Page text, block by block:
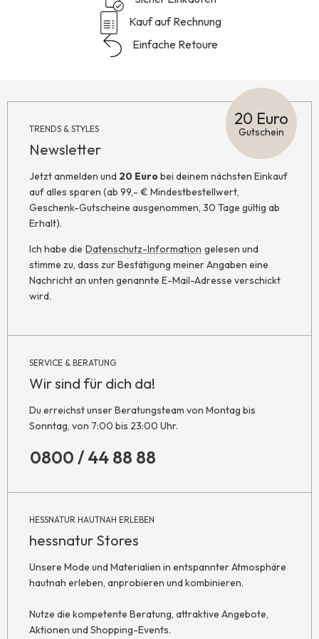
Kauf auf Rechnung
Einfache Retoure
TRENDS & STYLES
Newsletter
20 Euro
Gutschein
Jetzt anmelden und 20 Eurobei deinem nächsten Einkauf
auf alles sparen (ab 99,- € Mindestbestellwert,
Geschenk-Gutscheine ausgenommen, 30 Tage gültig ab
Erhalt).
Ich habe die Datenschutz-Information gelesen und
stimme zu, dass zur Bestätigung meiner Angaben eine
Nachricht an unten genannte E-Mail-Adresse verschickt
wird.
SERVICE & BERATUNG
Wir sind für dich da!
Du erreichst unser Beratungsteam von Montag bis
Sonntag, von 7:00 bis 23:00 Uhr.
0800 / 44 88 88
HESSNATUR HAUTNAH ERLEBEN
hessnatur Stores
Unsere Mode und Materialien in entspannter Atmosphäre
hautnah erleben, anprobieren und kombinieren.
Nutze die kompetente Beratung, attraktive Angebote,
Aktionen und Shopping-Events.